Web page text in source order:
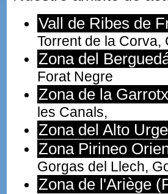
Vall de Ribes de
Torrent de la Corva,
Zona del
Forat Negre
Zona de la
les Canals,
Zona del Alto
Zona Pirineo
Gorgas del Llech,
Zona de l'Ariège